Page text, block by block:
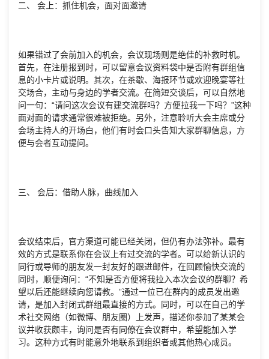
二、 会上：抓住机会，面对面邀请
如果错过了会前加入的机会，会议现场则是绝佳的补救时机。
首先，在注册报到时，可以留意会议资料袋中是否附有群组信
息的小卡片或说明。其次，在茶歇、海报环节或欢迎晚宴等社
交场合，主动与身边的学者交流。在简短交谈后，可以自然地
问一句：“请问这次会议有建交流群吗？方便拉我一下吗？”这种
面对面的请求通常很难被拒绝。另外，注意聆听大会主席或分
会场主持人的开场白，他们有时会口头告知大家群聊信息，方
便与会者互动提问。
三、 会后：借助人脉，曲线加入
会议结束后，官方渠道可能已经关闭，但仍有办法弥补。最有
效的方式是联系你在会议上有过交流的学者。可以给新认识的
同行或导师的朋友发一封友好的跟进邮件，在回顾愉快交流的
同时，顺便询问：“不知是否方便将我拉入本次会议的群聊？希
望以后还能继续向您请教。”通过一位已在群内的成员发出邀
请，是加入封闭式群组最直接的方式。同时，可以在自己的学
术社交网络（如微博、朋友圈）上发声，描述你参加了某某会
议并收获颇丰，询问是否有同僚在会议群中，希望能加入学
习。这种方式有时能意外地联系到组织者或其他热心成员。